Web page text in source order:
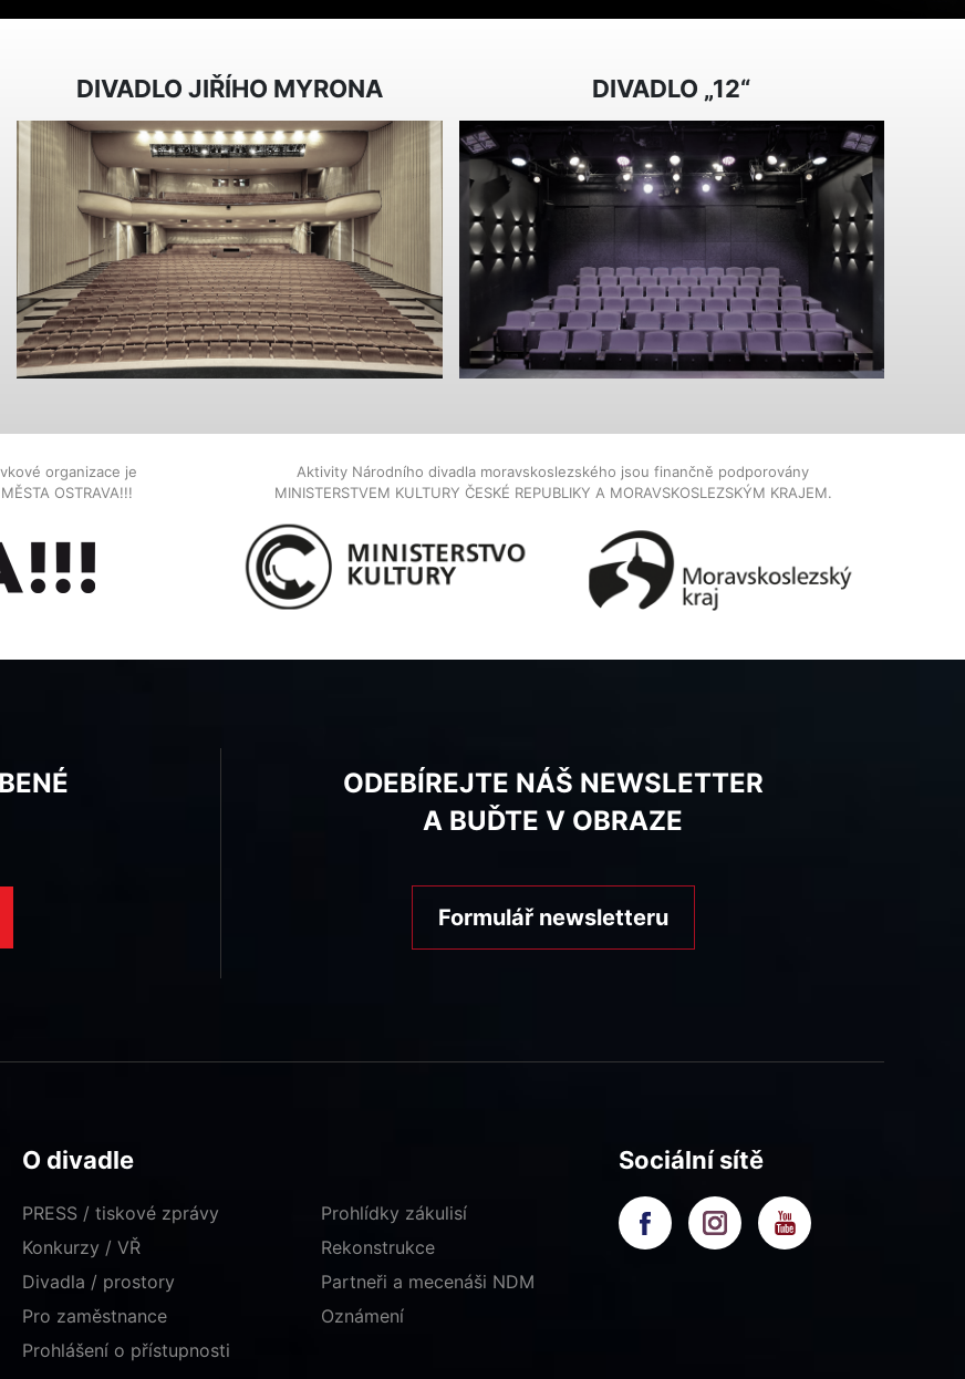
DIVADLO JIŘÍHO MYRONA DIVADLO „12“
organizace je
OSTRAVA!!!
Aktivity Národního divadla moravskoslezského jsou finančně podporovány
MINISTERSTVEM KULTURY ČESKÉ REPUBLIKY A MORAVSKOSLEZSKÝM KRAJEM.
ODEBÍREJTE NÁŠ NEWSLETTER
A BUĎTE V OBRAZE
Formulář newsletteru
O divadle
PRESS / tiskové zprávy
Konkurzy / VŘ
Divadla / prostory
Prohlídky zákulisí
Rekonstrukce
Partneři a mecenáši NDM
Pro zaměstnance
Oznámení
Prohlášení o přístupnosti
Sociální sítě